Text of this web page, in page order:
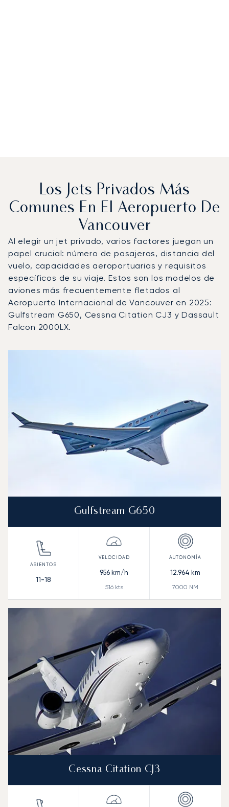
Los Jets Privados Más
Comunes En El Aeropuerto De
Vancouver
Al elegir un jet privado, varios factores juegan un
papel crucial: número de pasajeros, distancia del
vuelo, capacidades aeroportuarias y requisitos
específicos de su viaje. Estos son los modelos de
aviones más frecuentemente fletados al
Aeropuerto Internacional de Vancouver en 2025:
Gulfstream G650, Cessna Citation CJ3 y Dassault
Falcon 2000LX.
Gulfstream G650
11-18
956 km/h
516kts
12.964 km
7000 NM
Cessna Citation CJ3